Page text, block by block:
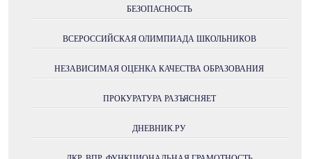
БЕЗОПАСНОСТЬ
ВСЕРОССИЙСКАЯ ОЛИМПИАДА ШКОЛЬНИКОВ
НЕЗАВИСИМАЯ ОЦЕНКА КАЧЕСТВА ОБРАЗОВАНИЯ
ПРОКУРАТУРА РАЗЪЯСНЯЕТ
ДНЕВНИК.РУ